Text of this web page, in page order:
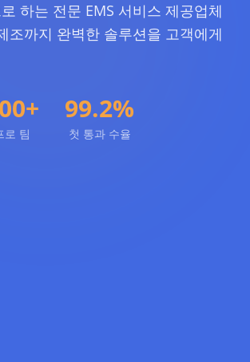
하는 전문 EMS 서비스 제공업체
조까지 완벽한 솔루션을 고객에게
로 팀
99.2%
첫 통과 수율